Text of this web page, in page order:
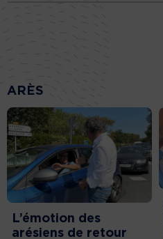
ARÈS
L’émotion des
arésiens de retour